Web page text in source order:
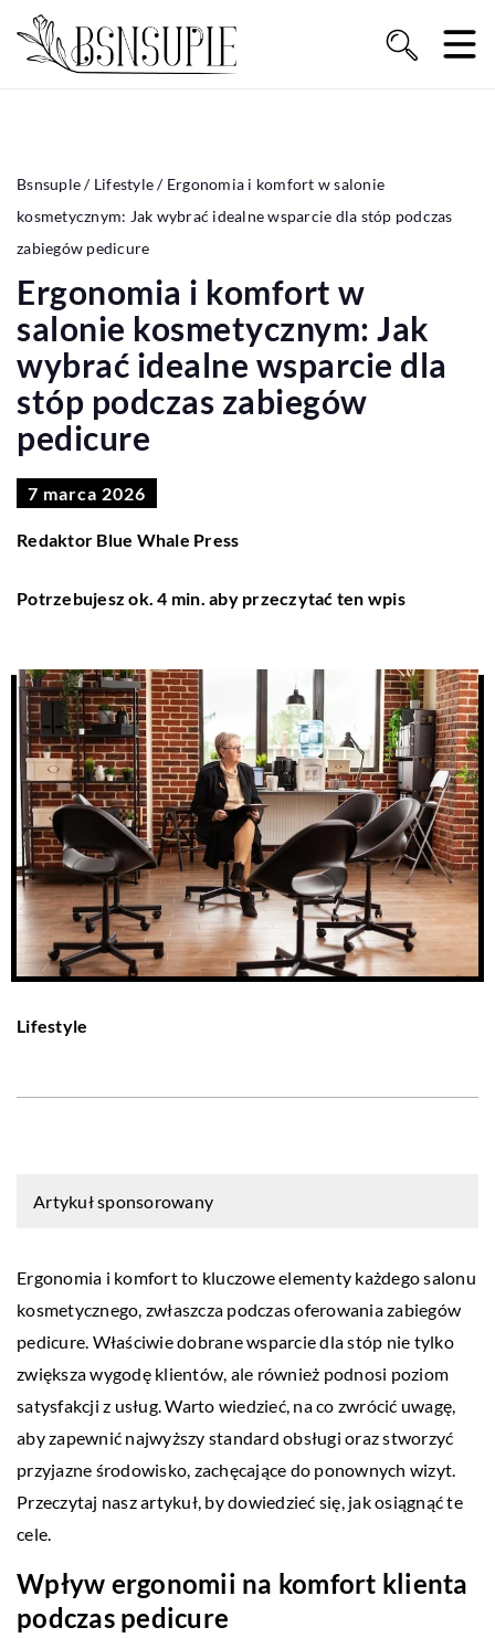
Bsnsuple/ Lifestyle/ Ergonomia i komfort w salonie
kosmetycznym: Jak wybrać idealne wsparcie dla stóp podczas
zabiegów pedicure
Ergonomia i komfort w
salonie kosmetycznym: Jak
wybrać idealne wsparcie dla
stóp podczas zabiegów
pedicure
7 marca 2026
Redaktor Blue Whale Press
Potrzebujesz ok. 4 min. aby przeczytać ten wpis
Lifestyle
Artykuł sponsorowany
Ergonomia i komfort to kluczowe elementy każdego salonu
kosmetycznego, zwłaszcza podczas oferowania zabiegów
pedicure. Właściwie dobrane wsparcie dla stóp nie tylko
zwiększa wygodę klientów, ale również podnosi poziom
satysfakcji z usług. Warto wiedzieć, na co zwrócić uwagę,
aby zapewnić najwyższy standard obsługi oraz stworzyć
przyjazne środowisko, zachęcające do ponownych wizyt.
Przeczytaj nasz artykuł, by dowiedzieć się, jak osiągnąć te
cele.
Wpływ ergonomii na komfort klienta
podczas pedicure